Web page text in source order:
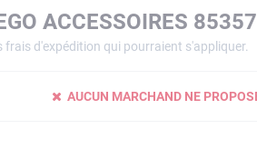
ACCESSOIRES
d'expédition qui pourraient s'appliquer.
AUCUN MARCHAND NE